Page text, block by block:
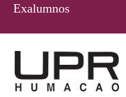
Exalumnos